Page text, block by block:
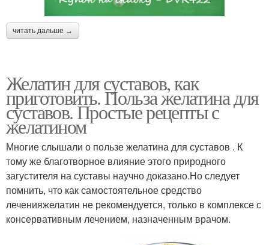
читать дальше →
Желатин для суставов, как
приготовить. Польза желатина для
суставов. Простые рецепты с
желатином
Многие слышали о пользе желатина для суставов . К
тому же благотворное влияние этого природного
загустителя на суставы научно доказано.Но следует
помнить, что как самостоятельное средство
леченияжелатин не рекомендуется, только в комплексе с
консервативным лечением, назначенным врачом.